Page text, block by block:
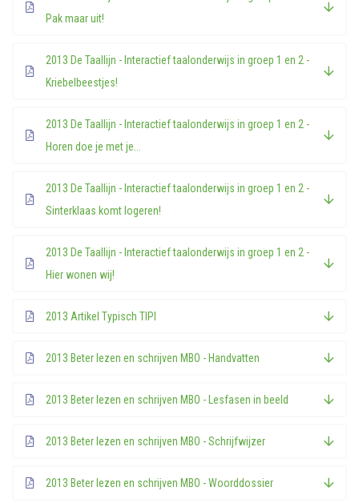
Pak maar uit!
2013 De Taallijn - Interactief taalonderwijs in groep 1 en 2 -
Kriebelbeestjes!
2013 De Taallijn - Interactief taalonderwijs in groep 1 en 2 -
Horen doe je met je...
2013 De Taallijn - Interactief taalonderwijs in groep 1 en 2 -
Sinterklaas komt logeren!
2013 De Taallijn - Interactief taalonderwijs in groep 1 en 2 -
Hier wonen wij!
2013 Artikel Typisch TIPI
2013 Beter lezen en schrijven MBO - Handvatten
2013 Beter lezen en schrijven MBO - Lesfasen in beeld
2013 Beter lezen en schrijven MBO - Schrijfwijzer
2013 Beter lezen en schrijven MBO - Woorddossier